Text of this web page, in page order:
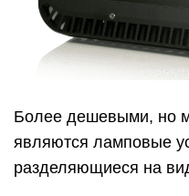
Более дешевыми, но
являются ламповые
разделяющиеся на